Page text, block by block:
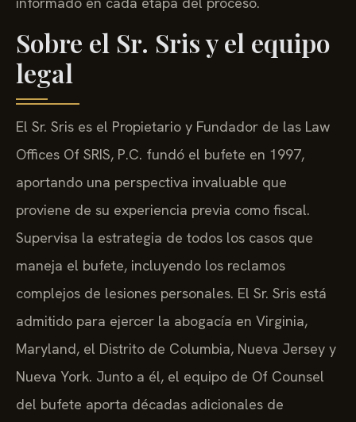
Sobre el Sr. Sris y el equipo
legal
El Sr. Sris es el Propietario y Fundador de las Law
Offices Of SRIS, P.C. fundó el bufete en 1997,
aportando una perspectiva invaluable que
proviene de su experiencia previa como fiscal.
Supervisa la estrategia de todos los casos que
maneja el bufete, incluyendo los reclamos
complejos de lesiones personales. El Sr. Sris está
admitido para ejercer la abogacía en Virginia,
Maryland, el Distrito de Columbia, Nueva Jersey y
Nueva York. Junto a él, el equipo de Of Counsel
del bufete aporta décadas adicionales de